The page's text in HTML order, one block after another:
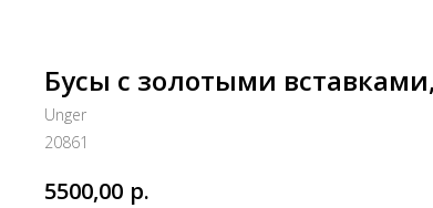
Бусы с золотыми
Unger
20861
5500,00 р.